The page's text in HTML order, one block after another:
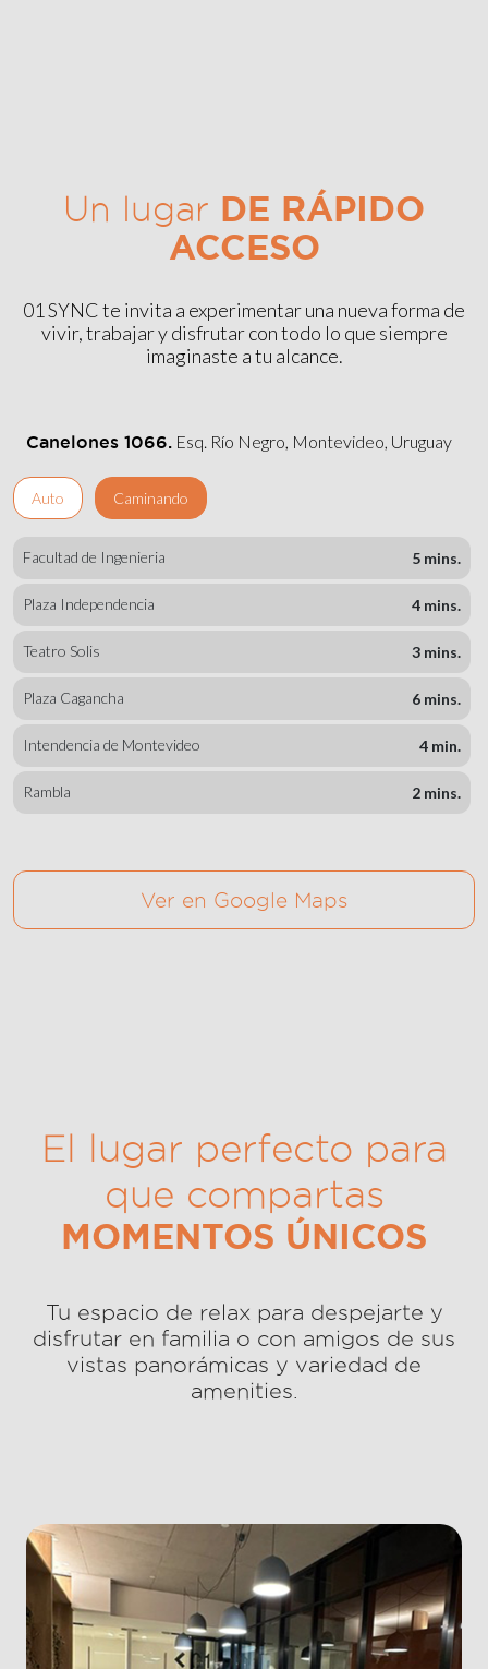
Un lugar DE RÁPIDO
ACCESO
01 SYNC te invita a experimentar una nueva forma de
vivir, trabajar y disfrutar con todo lo que siempre
imaginaste a tu alcance.
Auto Caminando
Canelones 1066. Esq. Río Negro, Montevideo, Uruguay
Facultad de Ingenieria 5 mins.
Plaza Independencia 4 mins.
Teatro Solis 3 mins.
Plaza Cagancha 6 mins.
Intendencia de Montevideo 4 min.
Rambla 2 mins.
Ver en Google Maps
El lugar perfecto para
que compartas
MOMENTOS ÚNICOS
Tu espacio de relax para despejarte y
disfrutar en familia o con amigos de sus
vistas panorámicas y variedad de
amenities.